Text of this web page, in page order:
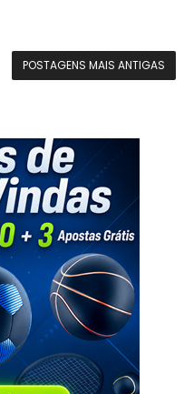
POSTAGENS MAIS ANTIGAS